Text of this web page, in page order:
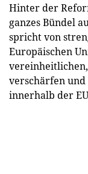
Hinter der
ganzes Bündel
spricht von
Europäischen
verschärfen und
innerhalb der